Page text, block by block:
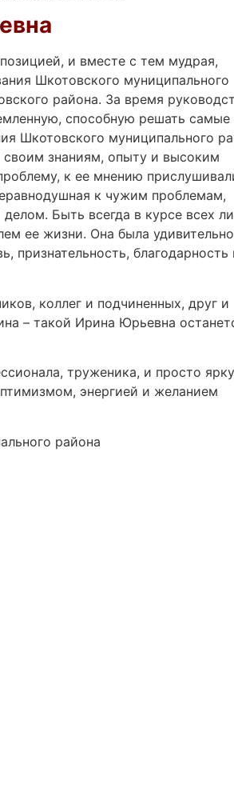
и вместе с тем мудрая,
Шкотовского муниципального
района. За время
способную решать самые
Шкотовского муниципального
знаниям, опыту и высоким
к ее мнению
к чужим проблемам,
Быть всегда в курсе всех
ее жизни. Она была удивительно
признательность, благодарность
коллег и подчиненных, друг и
– такой Ирина Юрьевна
труженика, и просто
энергией и желанием
района